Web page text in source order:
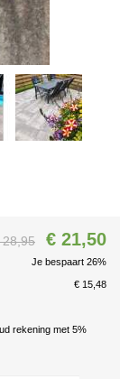
28,95 € 21,50
Je bespaart 26%
€ 15,48
rekening met 5%